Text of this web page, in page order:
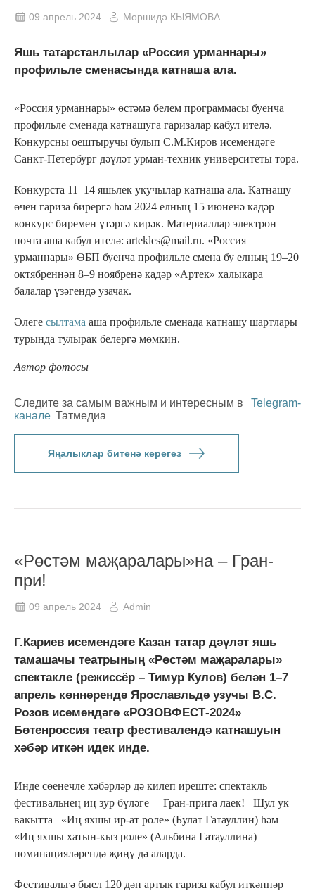
09 апрель 2024 Мөршидә КЫЯМОВА
Яшь татарстанлылар «Россия урманнары»
профильле сменасында катнаша ала.
«Россия урманнары» өстәмә белем программасы буенча
профильле сменада катнашуга гаризалар кабул ителә.
Конкурсны оештыручы булып С.М.Киров исемендәге
Санкт-Петербург дәүләт урман-техник университеты тора.
Конкурста 11–14 яшьлек укучылар катнаша ала. Катнашу
өчен гариза бирергә һәм 2024 елның 15 июненә кадәр
конкурс биремен үтәргә кирәк. Материаллар электрон
почта аша кабул ителә: artekles@mail.ru. «Россия
урманнары» ӨБП буенча профильле смена бу елның 19–20
октябреннән 8–9 ноябренә кадәр «Артек» халыкара
балалар үзәгендә узачак.
Әлеге сылтама аша профильле сменада катнашу шартлары
турында тулырак белергә мөмкин.
Автор фотосы
Следите за самым важным и интересным в
Telegram-
канале Татмедиа
Яңалыклар битенә керегез
«Рөстәм маҗаралары»на – Гран-
при!
09 апрель 2024 Admin
Г.Кариев исемендәге Казан татар дәүләт яшь
тамашачы театрының «Рөстәм маҗаралары»
спектакле (режиссёр – Тимур Кулов) белән 1–7
апрель көннәрендә Ярославльдә узучы В.С.
Розов исемендәге «РОЗОВФЕСТ-2024»
Бөтенроссия театр фестивалендә катнашуын
хәбәр иткән идек инде.
Инде сөенечле хәбәрләр дә килеп иреште: спектакль
фестивальнең иң зур бүләге – Гран-прига лаек! Шул ук
вакытта «Иң яхшы ир-ат роле» (Булат Гатауллин) һәм
«Иң яхшы хатын-кыз роле» (Альбина Гатауллина)
номинацияләрендә җиңү дә аларда.
Фестивальгә быел 120 дән артык гариза кабул иткәннәр